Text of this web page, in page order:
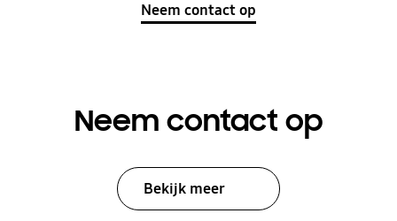
Neem contact op
Neem contact op
Bekijk meer